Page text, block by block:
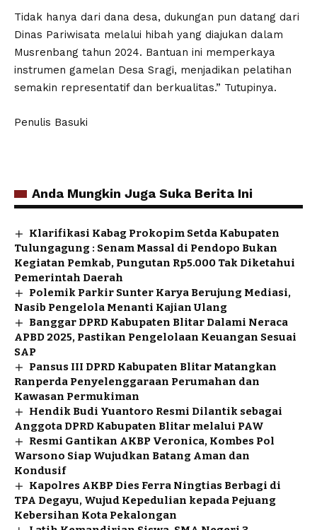
Tidak hanya dari dana desa, dukungan pun datang dari
Dinas Pariwisata melalui hibah yang diajukan dalam
Musrenbang tahun 2024. Bantuan ini memperkaya
instrumen gamelan Desa Sragi, menjadikan pelatihan
semakin representatif dan berkualitas.” Tutupinya.
Penulis Basuki
Anda Mungkin Juga Suka Berita Ini
Klarifikasi Kabag Prokopim Setda Kabupaten
Tulungagung : Senam Massal di Pendopo Bukan
Kegiatan Pemkab, Pungutan Rp5.000 Tak Diketahui
Pemerintah Daerah
Polemik Parkir Sunter Karya Berujung Mediasi,
Nasib Pengelola Menanti Kajian Ulang
Banggar DPRD Kabupaten Blitar Dalami Neraca
APBD 2025, Pastikan Pengelolaan Keuangan Sesuai
SAP
Pansus III DPRD Kabupaten Blitar Matangkan
Ranperda Penyelenggaraan Perumahan dan
Kawasan Permukiman
Hendik Budi Yuantoro Resmi Dilantik sebagai
Anggota DPRD Kabupaten Blitar melalui PAW
Resmi Gantikan AKBP Veronica, Kombes Pol
Warsono Siap Wujudkan Batang Aman dan
Kondusif
Kapolres AKBP Dies Ferra Ningtias Berbagi di
TPA Degayu, Wujud Kepedulian kepada Pejuang
Kebersihan Kota Pekalongan